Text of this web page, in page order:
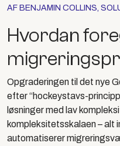
AF BENJAMIN COLLINS,
Hvordan
Opgraderingen til det nye
efter “hockeystavs-
løsninger med lav
kompleksitetsskalaen – alt
automatiserer